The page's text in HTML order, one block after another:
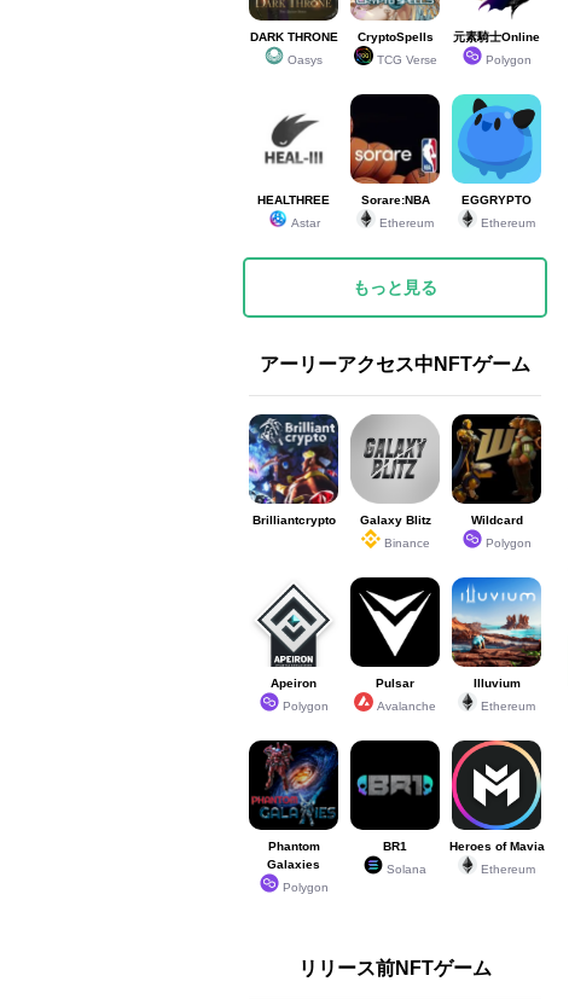
DARK THRONE
Oasys
CryptoSpells
TCG Verse
元素騎士Online
Polygon
HEALTHREE
Astar
Sorare:NBA
Ethereum
EGGRYPTO
Ethereum
もっと見る
アーリーアクセス中NFTゲーム
Brilliantcrypto
Galaxy Blitz
Binance
Wildcard
Polygon
Apeiron
Polygon
Pulsar
Avalanche
Illuvium
Ethereum
Phantom
Galaxies
Polygon
BR1
Solana
Heroes of Mavia
Ethereum
リリース前NFTゲーム